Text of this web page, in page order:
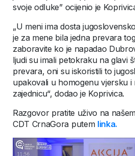
svoje odluke” ocijenio je
„U meni ima dosta
je za mene bila jedna prevara
zaboravite ko je napadao
ljudi su imali petokraku na glavi
prevara, oni su iskoristili to
upakovali u homogenu vjersku i
zajednicu“, dodao je Koprivica.
Razgovor pratite uživo na
CDT CrnaGora putem linka.